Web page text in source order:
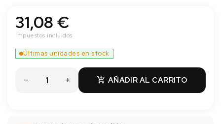
31,08 €
Impuestos incluidos
 AÑADIR AL CARRITO
Últimas unidades en stock